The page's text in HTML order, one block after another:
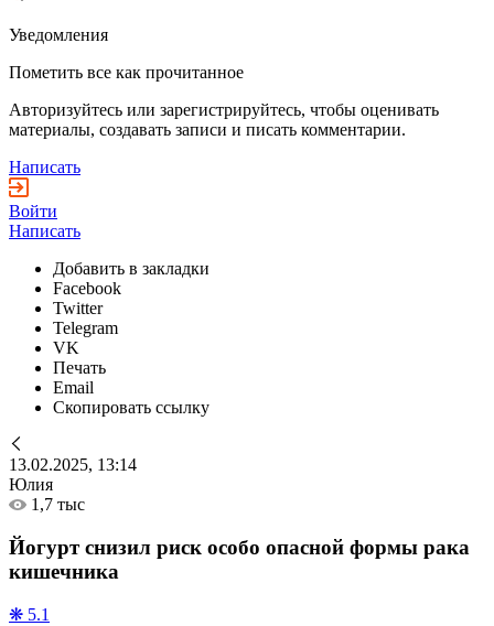
Уведомления
Пометить все как прочитанное
Авторизуйтесь или зарегистрируйтесь, чтобы оценивать
материалы, создавать записи и писать комментарии.
Написать
Войти
Написать
Добавить в закладки
Facebook
Twitter
Telegram
VK
Печать
Email
Скопировать ссылку
13.02.2025, 13:14
Юлия
1,7 тыс
Йогурт снизил риск особо опасной формы рака
кишечника
❋ 5.1